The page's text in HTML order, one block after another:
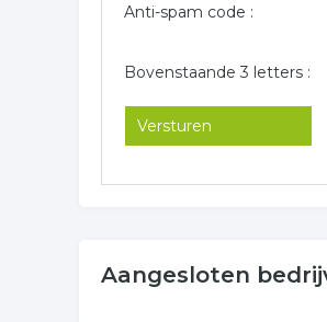
Anti-spam code :
Bovenstaande 3 letters :
Aangesloten